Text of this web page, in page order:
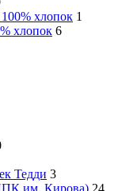
хлопок 1
хлопок 6
Тедди 3